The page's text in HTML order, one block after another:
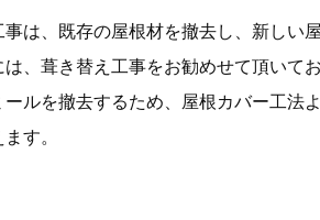
事は、既存の屋根材を撤去し、新しい
は、葺き替え工事をお勧めせて頂いて
ールを撤去するため、屋根カバー工法
す。